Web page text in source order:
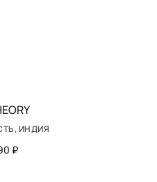
ИНДИЯ
₽